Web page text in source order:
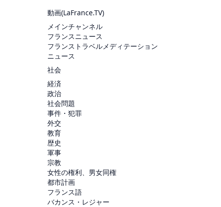
動画(LaFrance.TV)
メインチャンネル
フランスニュース
フランストラベルメディテーション
ニュース
社会
経済
政治
社会問題
事件・犯罪
外交
教育
歴史
軍事
宗教
女性の権利、男女同権
都市計画
フランス語
バカンス・レジャー